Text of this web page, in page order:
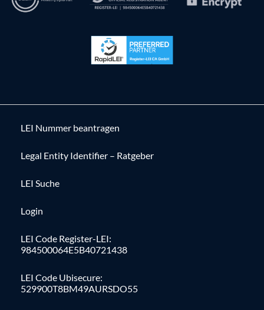
LEI Nummer beantragen
Legal Entity Identifier – Ratgeber
LEI Suche
Login
LEI Code Register-LEI:
984500064E5B40721438
LEI Code Ubisecure:
529900T8BM49AURSDO55